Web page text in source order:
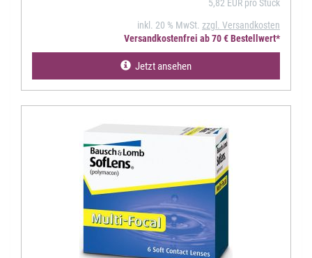
5,82 EUR pro Stück
inkl. 20 % MwSt. zzgl. Versandkosten
Versandkostenfrei ab 70 € Bestellwert*
Jetzt ansehen